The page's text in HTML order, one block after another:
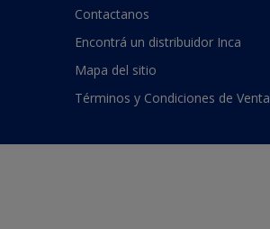
Contactanos
Encontrá un distribuidor Inca
Mapa del sitio
Términos y Condiciones de Venta